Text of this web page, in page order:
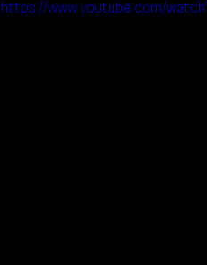
https://www.youtube.com/